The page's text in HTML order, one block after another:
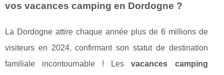
vos vacances camping en Dordogne ?
La Dordogne attire chaque année plus de 6 millions de
visiteurs en 2024, confirmant son statut de destination
familiale incontournable ! Lesvacances camping